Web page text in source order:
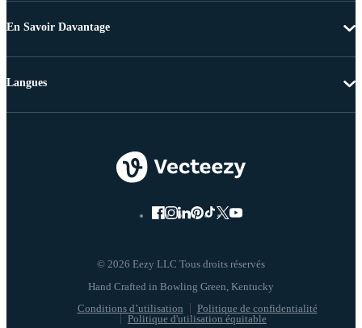
En Savoir Davantage
© 2026 Eezy LLC Tous droits réservés
Conditions d’utilisation
Politique de confidentialité
Politique d'utilisation équitable
Langues